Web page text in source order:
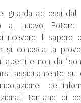
guarda ad essi
al nuovo Potere
ricevere il sapere
si conosca la
aperti e non da
assiduamente su
tentano di